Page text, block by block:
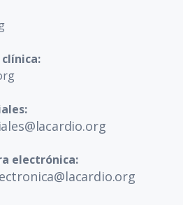
electrónica: